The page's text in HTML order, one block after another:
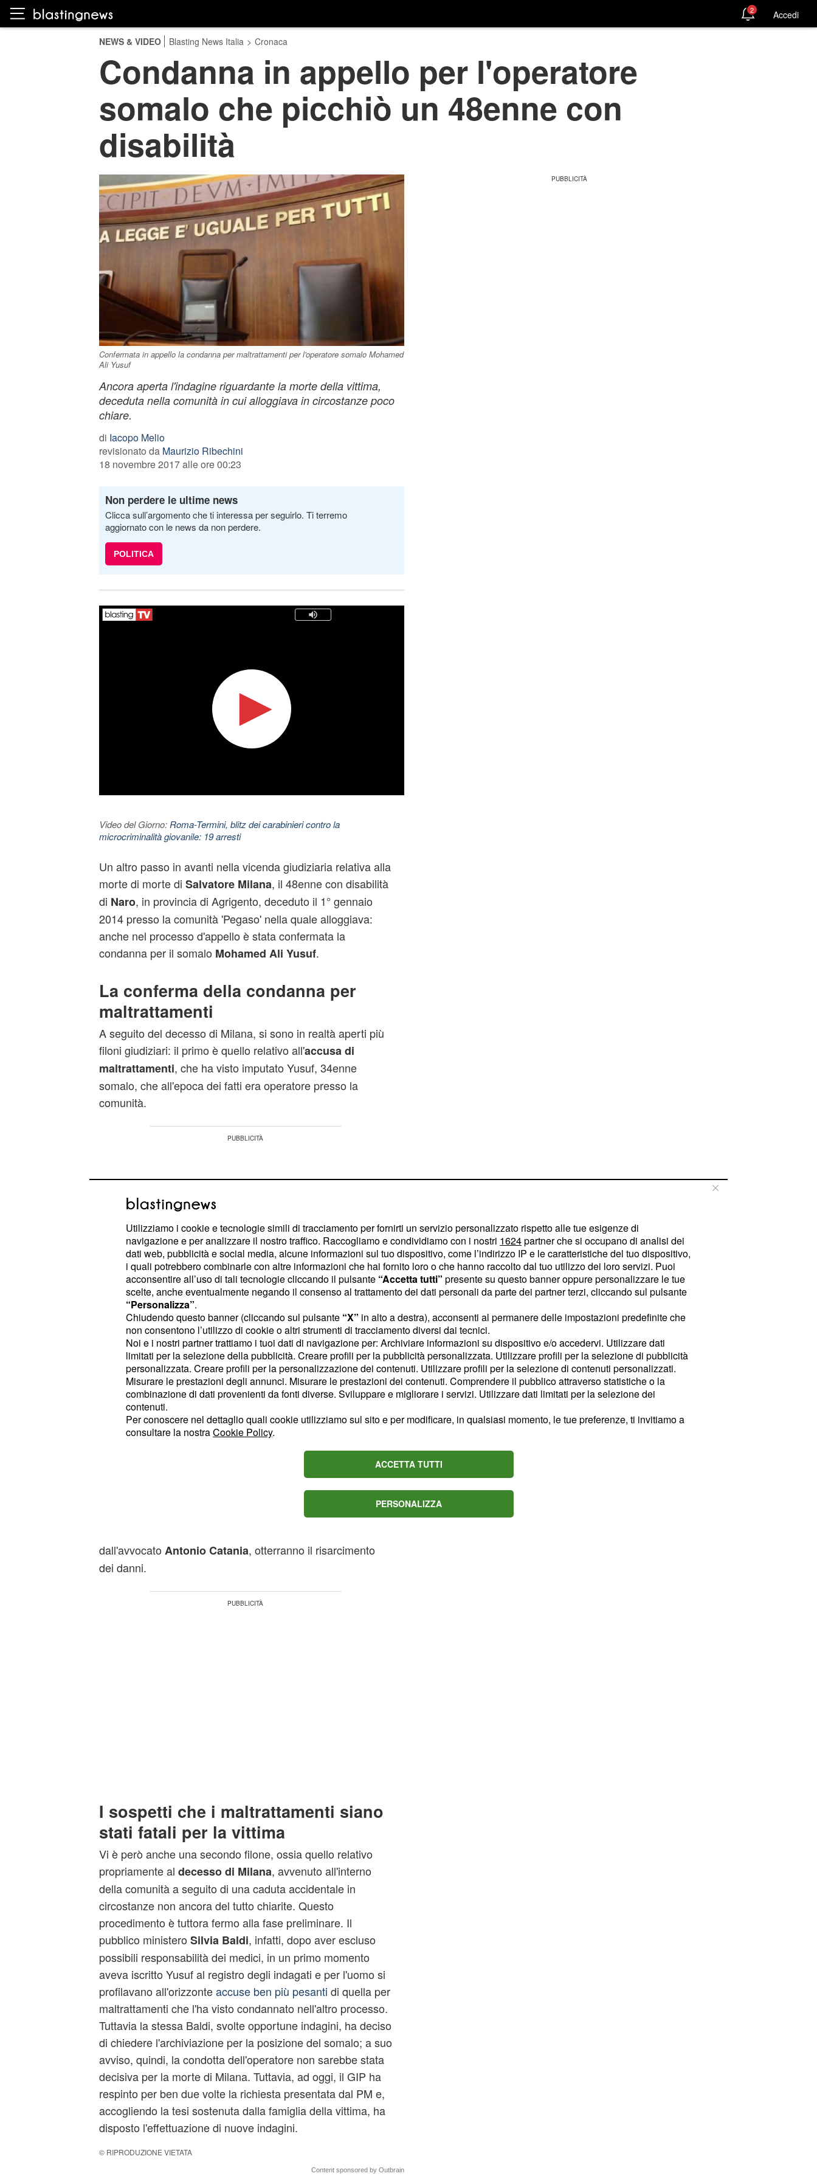
2 Accedi
NEWS & VIDEO Blasting News Italia > Cronaca
Condanna in appello per l'operatore
somalo che picchiò un 48enne con
disabilità
Confermata in appello la condanna per maltrattamenti per l'operatore somalo Mohamed
Ali Yusuf
Ancora aperta l'indagine riguardante la morte della vittima,
deceduta nella comunità in cui alloggiava in circostanze poco
chiare.
di Iacopo Melio
revisionato da Maurizio Ribechini
18 novembre 2017 alle ore 00:23
Non perdere le ultime news
Clicca sull’argomento che ti interessa per seguirlo. Ti terremo
aggiornato con le news da non perdere.
POLITICA
Video del Giorno: Roma-Termini, blitz dei carabinieri contro la
microcriminalità giovanile: 19 arresti
Un altro passo in avanti nella vicenda giudiziaria relativa alla
morte di morte di Salvatore Milana, il 48enne con disabilità
di Naro, in provincia di Agrigento, deceduto il 1° gennaio
2014 presso la comunità 'Pegaso' nella quale alloggiava:
anche nel processo d'appello è stata confermata la
condanna per il somalo Mohamed Ali Yusuf.
La conferma della condanna per
maltrattamenti
A seguito del decesso di Milana, si sono in realtà aperti più
filoni giudiziari: il primo è quello relativo all'accusa di
maltrattamenti, che ha visto imputato Yusuf, 34enne
somalo, che all'epoca dei fatti era operatore presso la
comunità.
All'uomo, originario di Mogadiscio, è stato contestatoun
comportamento violento, circostanza confermata dai
colleghi chiamati a testimoniare e che, tuttavia, all'epoca
degli avvenimenti non denunciarono tali episodi. Si trattò di
percosse, alcune delle quali inflitte addirittura con lo straccio
usato per pulire i pavimenti. Il giudice monocratico
irrogato una pena di 2 anni e 6 mesi di reclusione, sposando
in pieno la tesi accusatoria del pubblico ministero
. Ora è stata la Corte d'appello a
confermare le accuse e l'entità della condanna. I familiari
dall'avvocato Antonio Catania, otterranno il risarcimento
dei danni.
I sospetti che i maltrattamenti siano
stati fatali per la vittima
Vi è però anche una secondo filone, ossia quello relativo
propriamente al decesso di Milana, avvenuto all'interno
della comunità a seguito di una caduta accidentale in
circostanze non ancora del tutto chiarite. Questo
procedimento è tuttora fermo alla fase preliminare. Il
pubblico ministero Silvia Baldi, infatti, dopo aver escluso
possibili responsabilità dei medici, in un primo momento
aveva iscritto Yusuf al registro degli indagati e per l'uomo si
profilavano all'orizzonteaccuse ben più pesanti di quella per
maltrattamenti che l'ha visto condannato nell'altro processo.
Tuttavia la stessa Baldi, svolte opportune indagini, ha deciso
di chiedere l'archiviazione per la posizione del somalo; a suo
avviso, quindi, la condotta dell'operatore non sarebbe stata
decisiva per la morte di Milana. Tuttavia, ad oggi, il GIP ha
respinto per ben due volte la richiesta presentata dal PM e,
accogliendo la tesi sostenuta dalla famiglia della vittima, ha
disposto l'effettuazione di nuove indagini.
© RIPRODUZIONE VIETATA
Content sponsored by Outbrain
Utilizziamo i cookie e tecnologie simili di tracciamento per fornirti un servizio personalizzato rispetto alle tue esigenze di
navigazione e per analizzare il nostro traffico. Raccogliamo e condividiamo con i nostri 1624partner che si occupano di analisi dei
dati web, pubblicità e social media, alcune informazioni sul tuo dispositivo, come l’indirizzo IP e le caratteristiche del tuo dispositivo,
i quali potrebbero combinarle con altre informazioni che hai fornito loro o che hanno raccolto dal tuo utilizzo dei loro servizi. Puoi
acconsentire all’uso di tali tecnologie cliccando il pulsante “Accetta tutti” presente su questo banner oppure personalizzare le tue
scelte, anche eventualmente negando il consenso al trattamento dei dati personali da parte dei partner terzi, cliccando sul pulsante
“Personalizza”.
Chiudendo questo banner (cliccando sul pulsante “X” in alto a destra), acconsenti al permanere delle impostazioni predefinite che
non consentono l’utilizzo di cookie o altri strumenti di tracciamento diversi dai tecnici.
Noi e i nostri partner trattiamo i tuoi dati di navigazione per: Archiviare informazioni su dispositivo e/o accedervi. Utilizzare dati
limitati per la selezione della pubblicità. Creare profili per la pubblicità personalizzata. Utilizzare profili per la selezione di pubblicità
personalizzata. Creare profili per la personalizzazione dei contenuti. Utilizzare profili per la selezione di contenuti personalizzati.
Misurare le prestazioni degli annunci. Misurare le prestazioni dei contenuti. Comprendere il pubblico attraverso statistiche o la
combinazione di dati provenienti da fonti diverse. Sviluppare e migliorare i servizi. Utilizzare dati limitati per la selezione dei
contenuti.
Per conoscere nel dettaglio quali cookie utilizziamo sul sito e per modificare, in qualsiasi momento, le tue preferenze, ti invitiamo a
consultare la nostraCookie Policy.
ACCETTA TUTTI
PERSONALIZZA